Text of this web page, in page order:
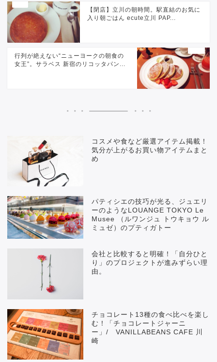
【閉店】立川の朝時間。駅直結のお気に
入り朝ごはん ecute立川 PAP...
行列が絶えない“ニューヨークの朝食の
女王”。サラベス 新宿のリコッタパン...
コスメや食など厳選アイテム掲載！
気分が上がるお買い物アイテムまと
め
パティシエの技巧が光る、ジュエリ
ーのようなLOUANGE TOKYO Le
Musee （ルワンジュ トウキョウ ル
ミュゼ）のプティガトー
会社と比較すると明確！「自分ひと
り」のプロジェクトが進みずらい理
由。
チョコレート13種の食べ比べを楽し
む！「チョコレートジャーニ
ー」/ VANILLABEANS CAFE 川
崎